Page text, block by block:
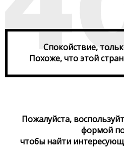
Спокойствие,
Похоже, что этой
Пожалуйста,
формой
чтобы найти